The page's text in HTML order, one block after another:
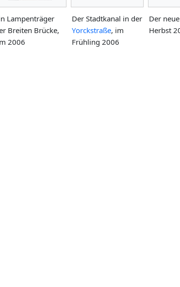
Lampenträger
Breiten Brücke,
2006
Der Stadtkanal in der
Yorckstraße, im
Frühling 2006
Der
Herbst